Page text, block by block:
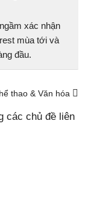
xác nhận
mùa tới và
đầu.
thao & Văn hóa
các chủ đề liên